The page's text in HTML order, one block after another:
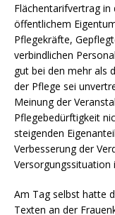
Flächentarifvertrag in
öffentlichem
Pflegekräfte,
verbindlichen
gut bei den mehr als
der Pflege sei
Meinung der
Pflegebedürftigkeit
steigenden
Verbesserung der
Versorgungssituation
Am Tag selbst hatte
Texten an der